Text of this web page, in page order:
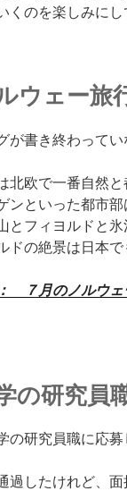
くのを楽しみに
ウェー旅
が書き終わって
北欧で一番自然
ンといった都市
とフィヨルドと
ドの絶景は日本
７月のノルウ
の研究員
の研究員職に応募
過したけれど、